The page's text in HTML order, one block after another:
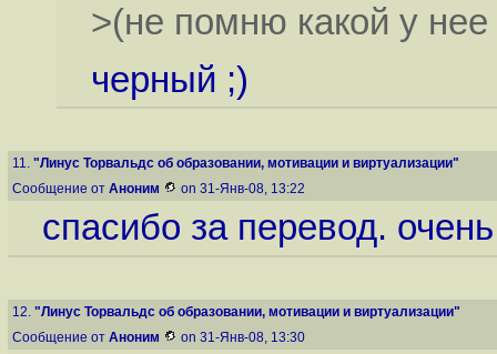
>(не помню какой у нее
черный ;)
11. "Линус Торвальдс об образовании, мотивации и виртуализации"
Сообщение от Аноним on 31-Янв-08, 13:22
спасибо за перевод.
12. "Линус Торвальдс об образовании, мотивации и виртуализации"
Сообщение от Аноним on 31-Янв-08, 13:30